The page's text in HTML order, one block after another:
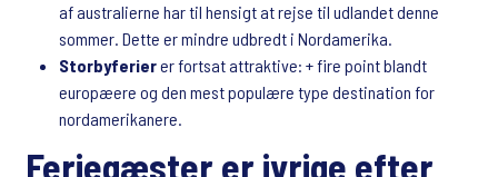
af australierne har til hensigt at rejse til udlandet denne
sommer. Dette er mindre udbredt i Nordamerika.
Storbyferierer fortsat attraktive: + fire point blandt
europæere og den mest populære type destination for
nordamerikanere.
Feriegæster er ivrige efter